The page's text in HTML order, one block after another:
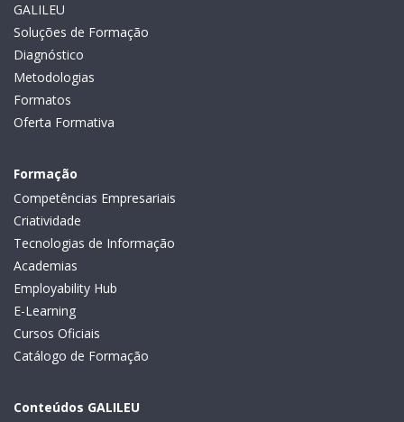
GALILEU
Soluções de Formação
Diagnóstico
Metodologias
Formatos
Oferta Formativa
Formação
Competências Empresariais
Criatividade
Tecnologias de Informação
Academias
Employability Hub
E-Learning
Cursos Oficiais
Catálogo de Formação
Conteúdos GALILEU